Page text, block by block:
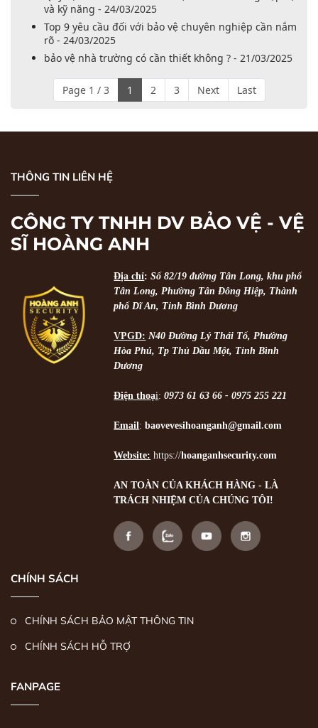
và kỹ năng - 24/03/2025
Top 9 yêu cầu đối với bảo vệ chuyên nghiệp cần nắm
rõ - 24/03/2025
bảo vệ nhà trường có cần thiết không ? - 21/03/2025
Page 1 / 3 1 2 3 Next Last
THÔNG TIN LIÊN HỆ
CÔNG TY TNHH DV BẢO VỆ - VỆ
SĨ HOÀNG ANH
Địa chỉ:Số 82/19 đường Tân Long, khu phố
Tân Long, Phường Tân Đông Hiệp, Thành
phố Dĩ An, Tỉnh Bình Dương
VPGD: N40 Đường Lý Thái Tổ, Phường
Hòa Phú, Tp Thủ Dầu Một, Tỉnh Bình
Dương
Điện thoại:0973 61 63 66 - 0975 255 221
Email:baovevesihoanganh@gmail.com
Website: https://hoanganhsecurity.com
AN TOÀN CỦA KHÁCH HÀNG - LÀ
TRÁCH NHIỆM CỦA CHÚNG TÔI!
CHÍNH SÁCH
CHÍNH SÁCH BẢO MẬT THÔNG TIN
CHÍNH SÁCH HỖ TRỢ
FANPAGE